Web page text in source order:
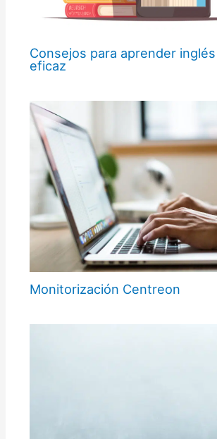
Consejos para aprender
eficaz
Monitorización Centreon